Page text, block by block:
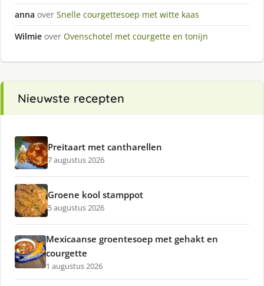
anna over Snelle courgettesoep met witte kaas
Wilmie over Ovenschotel met courgette en tonijn
Nieuwste recepten
Preitaart met cantharellen
7 augustus 2026
Groene kool stamppot
5 augustus 2026
Mexicaanse groentesoep met gehakt en
courgette
1 augustus 2026